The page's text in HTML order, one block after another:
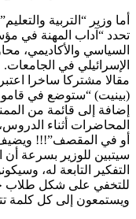
أما وزير “التربية
تحدد “آداب المهنة في
السياسي والأكاديمي،
الإسرائيلي في
مقالا مشتركا ساخرا
(بينيت) “ستوضع في
إضافة إلى قائمة من
المحاضرات أثناء
أو في المقصف”!!! ويضيف
سيتبين للوزير بسرعة أن
التفكير التابعة له،
للتخفي على شكل طلاب
ويستمعون إلى كل كلمة